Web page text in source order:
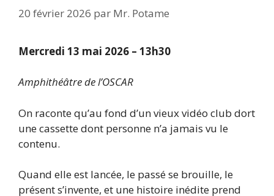
20 février 2026 par Mr. Potame
Mercredi 13 mai 2026 – 13h30
Amphithéâtre de l’OSCAR
On raconte qu’au fond d’un vieux vidéo club dort
une cassette dont personne n’a jamais vu le
contenu.
Quand elle est lancée, le passé se brouille, le
présent s’invente, et une histoire inédite prend